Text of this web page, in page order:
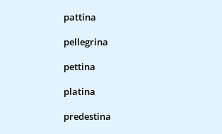
pattina
pellegrina
pettina
platina
predestina